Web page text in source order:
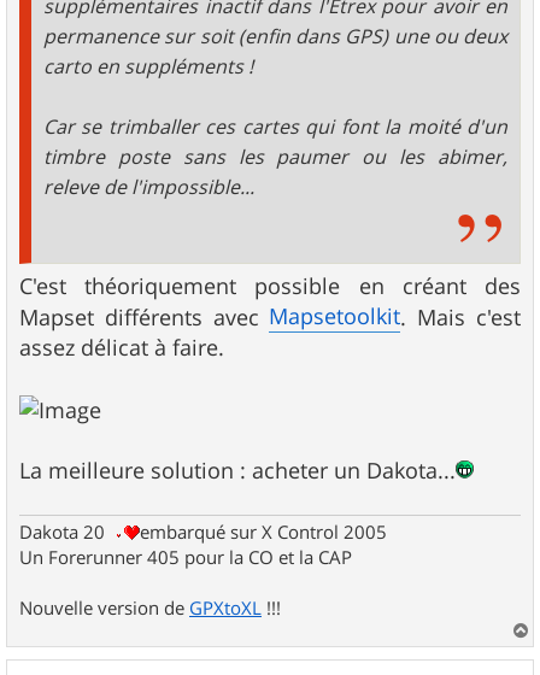
supplémentaires inactif dans l'Etrex pour avoir en
permanence sur soit (enfin dans GPS) une ou deux
carto en suppléments !
Car se trimballer ces cartes qui font la moité d'un
timbre poste sans les paumer ou les abimer,
releve de l'impossible...
C'est théoriquement possible en créant des
Mapset différents avec Mapsetoolkit. Mais c'est
assez délicat à faire.
La meilleure solution : acheter un Dakota...
Dakota 20
embarqué sur X Control 2005
Un Forerunner 405 pour la CO et la CAP
Nouvelle version de GPXtoXL !!!
a